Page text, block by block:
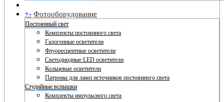
+- Фотооборудование
Постоянный свет
Комплекты постоянного света
Галогенные осветители
Флуоресцентные осветители
Светодиодные LED осветители
Кольцевые осветители
Патроны для ламп источников постоянного света
Студийные вспышки
Комплекты импульсного света